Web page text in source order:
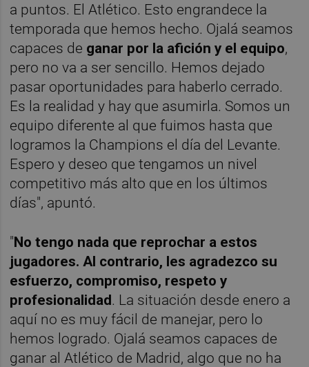
a puntos. El Atlético. Esto engrandece la
temporada que hemos hecho. Ojalá seamos
capaces de ganar por la afición y el equipo,
pero no va a ser sencillo. Hemos dejado
pasar oportunidades para haberlo cerrado.
Es la realidad y hay que asumirla. Somos un
equipo diferente al que fuimos hasta que
logramos la Champions el día del Levante.
Espero y deseo que tengamos un nivel
competitivo más alto que en los últimos
días", apuntó.
"No tengo nada que reprochar a estos
jugadores. Al contrario, les agradezco su
esfuerzo, compromiso, respeto y
profesionalidad. La situación desde enero a
aquí no es muy fácil de manejar, pero lo
hemos logrado. Ojalá seamos capaces de
ganar al Atlético de Madrid, algo que no ha